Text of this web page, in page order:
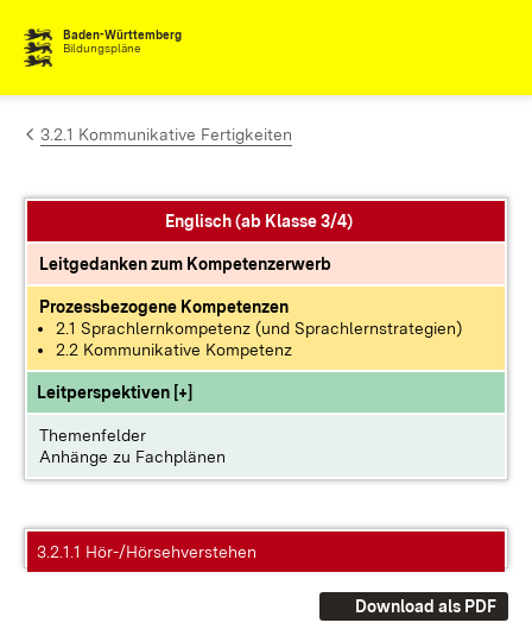
Zum Inhalt springen
Baden-Württemberg
Bildungspläne
3.2.1 Kommunikative Fertigkeiten
Englisch (ab Klasse 3/4)
Leitgedanken zum Kompetenzerwerb
Prozessbezogene Kompetenzen
2.1 Sprachlernkompetenz (und Sprachlernstrategien)
2.2 Kommunikative Kompetenz
Leitperspektiven [+]
Themenfelder
Anhänge zu Fachplänen
3.2.1.1 Hör-/Hörsehverstehen
Download als PDF